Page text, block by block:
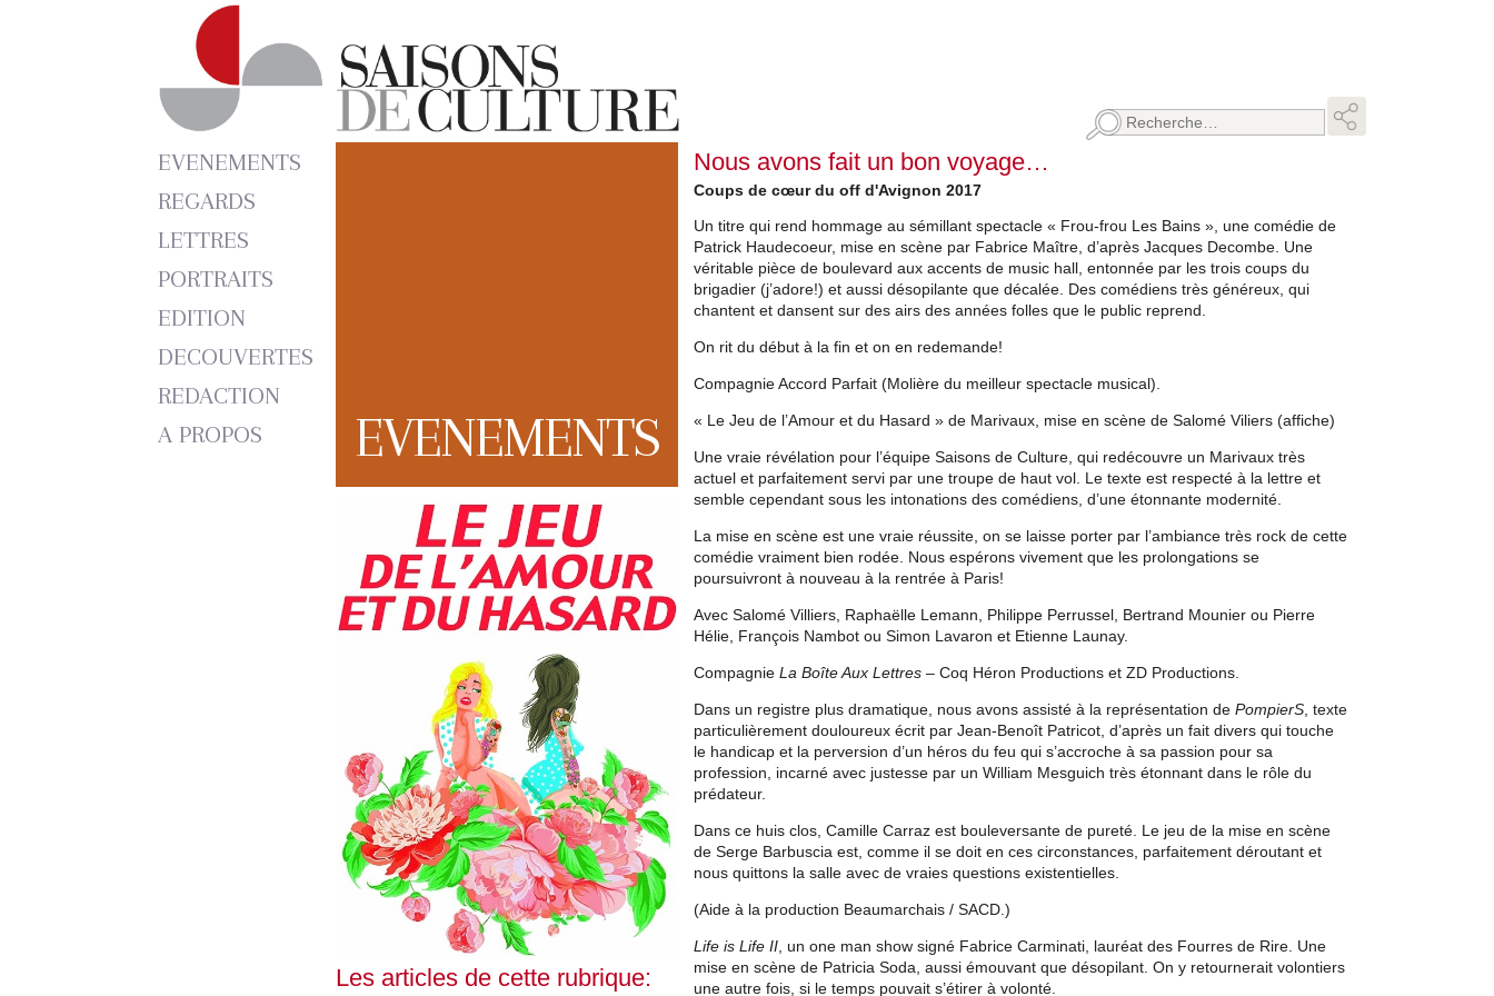
Rechercher :
EVENEMENTS
REGARDS
LETTRES
PORTRAITS
EDITION
DECOUVERTES
REDACTION
A PROPOS
EVENEMENTS
Nous avons fait un bon voyage…
Coups de cœur du off d'Avignon 2017
Un titre qui rend hommage au sémillant spectacle « Frou-frou Les Bains », une comédie de
Patrick Haudecoeur, mise en scène par Fabrice Maître, d’après Jacques Decombe. Une
véritable pièce de boulevard aux accents de music hall, entonnée par les trois coups du
brigadier (j’adore!) et aussi désopilante que décalée. Des comédiens très généreux, qui
chantent et dansent sur des airs des années folles que le public reprend.
On rit du début à la fin et on en redemande!
Compagnie Accord Parfait (Molière du meilleur spectacle musical).
« Le Jeu de l’Amour et du Hasard » de Marivaux, mise en scène de Salomé Viliers (affiche)
Une vraie révélation pour l’équipe Saisons de Culture, qui redécouvre un Marivaux très
actuel et parfaitement servi par une troupe de haut vol. Le texte est respecté à la lettre et
semble cependant sous les intonations des comédiens, d’une étonnante modernité.
La mise en scène est une vraie réussite, on se laisse porter par l’ambiance très rock de cette
comédie vraiment bien rodée. Nous espérons vivement que les prolongations se
poursuivront à nouveau à la rentrée à Paris!
Avec Salomé Villiers, Raphaëlle Lemann, Philippe Perrussel, Bertrand Mounier ou Pierre
Hélie, François Nambot ou Simon Lavaron et Etienne Launay.
CompagnieLa Boîte Aux Lettres – Coq Héron Productions et ZD Productions.
Dans un registre plus dramatique, nous avons assisté à la représentation dePompierS , texte
particulièrement douloureux écrit par Jean-Benoît Patricot, d’après un fait divers qui touche
le handicap et la perversion d’un héros du feu qui s’accroche à sa passion pour sa
profession, incarné avec justesse par un William Mesguich très étonnant dans le rôle du
prédateur.
Dans ce huis clos, Camille Carraz est bouleversante de pureté. Le jeu de la mise en scène
de Serge Barbuscia est, comme il se doit en ces circonstances, parfaitement déroutant et
nous quittons la salle avec de vraies questions existentielles.
(Aide à la production Beaumarchais / SACD.)
Life is Life II , un one man show signé Fabrice Carminati, lauréat des Fourres de Rire. Une
mise en scène de Patricia Soda, aussi émouvant que désopilant. On y retournerait volontiers
une autre fois, si le temps pouvait s’étirer à volonté.
Les articles de cette rubrique: